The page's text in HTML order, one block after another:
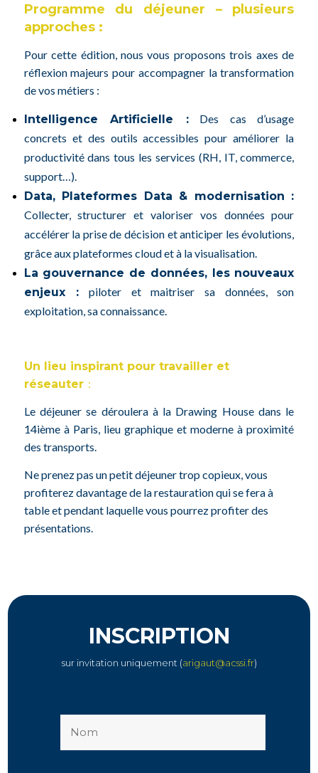
Programme du déjeuner – plusieurs
approches :
Pour cette édition, nous vous proposons trois axes de
réflexion majeurs pour accompagner la transformation
de vos métiers :
Intelligence Artificielle :Des cas d’usage
concrets et des outils accessibles pour améliorer la
productivité dans tous les services (RH, IT, commerce,
support…).
Data, Plateformes Data & modernisation :
Collecter, structurer et valoriser vos données pour
accélérer la prise de décision et anticiper les évolutions,
grâce aux plateformes cloud et à la visualisation.
La gouvernance de données, les nouveaux
enjeux : piloter et maitriser sa données, son
exploitation, sa connaissance.
Un lieu inspirant pour travailler et
réseauter:
Le déjeuner se déroulera à la Drawing House dans le
14ième à Paris, lieu graphique et moderne à proximité
des transports.
Ne prenez pas un petit déjeuner trop copieux, vous
profiterez davantage de la restauration qui se fera à
table et pendant laquelle vous pourrez profiter des
présentations.
INSCRIPTION
sur invitation uniquement (arigaut@acssi.fr)